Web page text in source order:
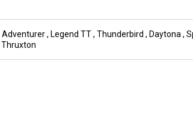
Adventurer, Legend TT, Thunderbird , Daytona ,
Thruxton